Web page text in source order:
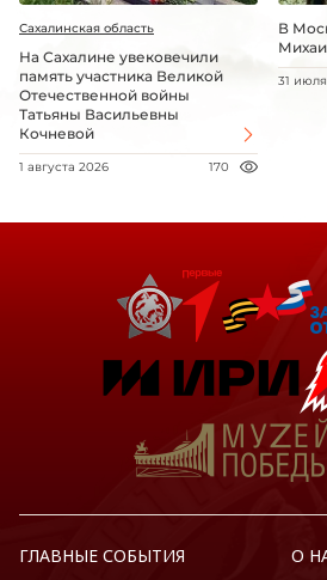
Сахалинская область
На Сахалине увековечили
память участника Великой
Отечественной войны
Татьяны Васильевны
Кочневой
1 августа 2026 170
В
31
ГЛАВНЫЕ СОБЫТИЯ О